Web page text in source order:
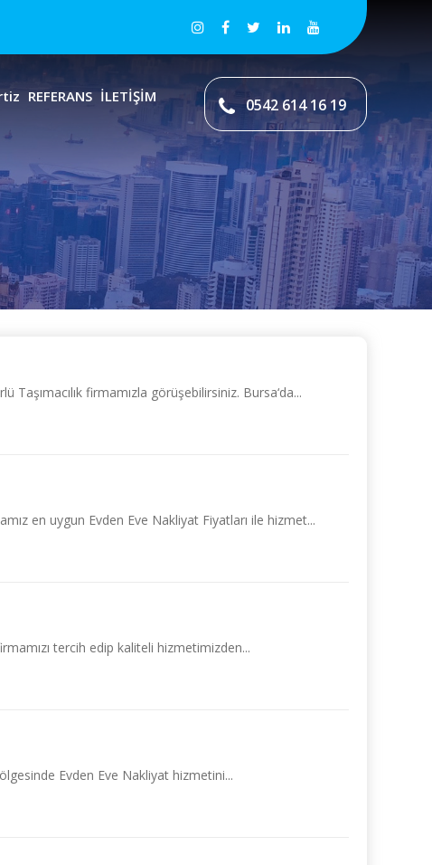
REFERANS İLETİŞİM 0542 614 16 19
firmamızla görüşebilirsiniz. Bursa‘da...
en uygun Evden Eve Nakliyat Fiyatları ile hizmet...
tercih edip kaliteli hizmetimizden...
Evden Eve Nakliyat hizmetini...